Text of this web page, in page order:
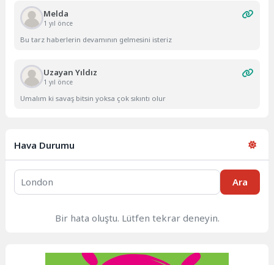
Melda
1 yıl önce
Bu tarz haberlerin devamının gelmesini isteriz
Uzayan Yıldız
1 yıl önce
Umalım ki savaş bitsin yoksa çok sıkıntı olur
Hava Durumu
Ara
Bir hata oluştu. Lütfen tekrar deneyin.